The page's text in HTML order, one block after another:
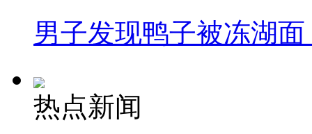
男子发现鸭子被冻湖
热点新闻